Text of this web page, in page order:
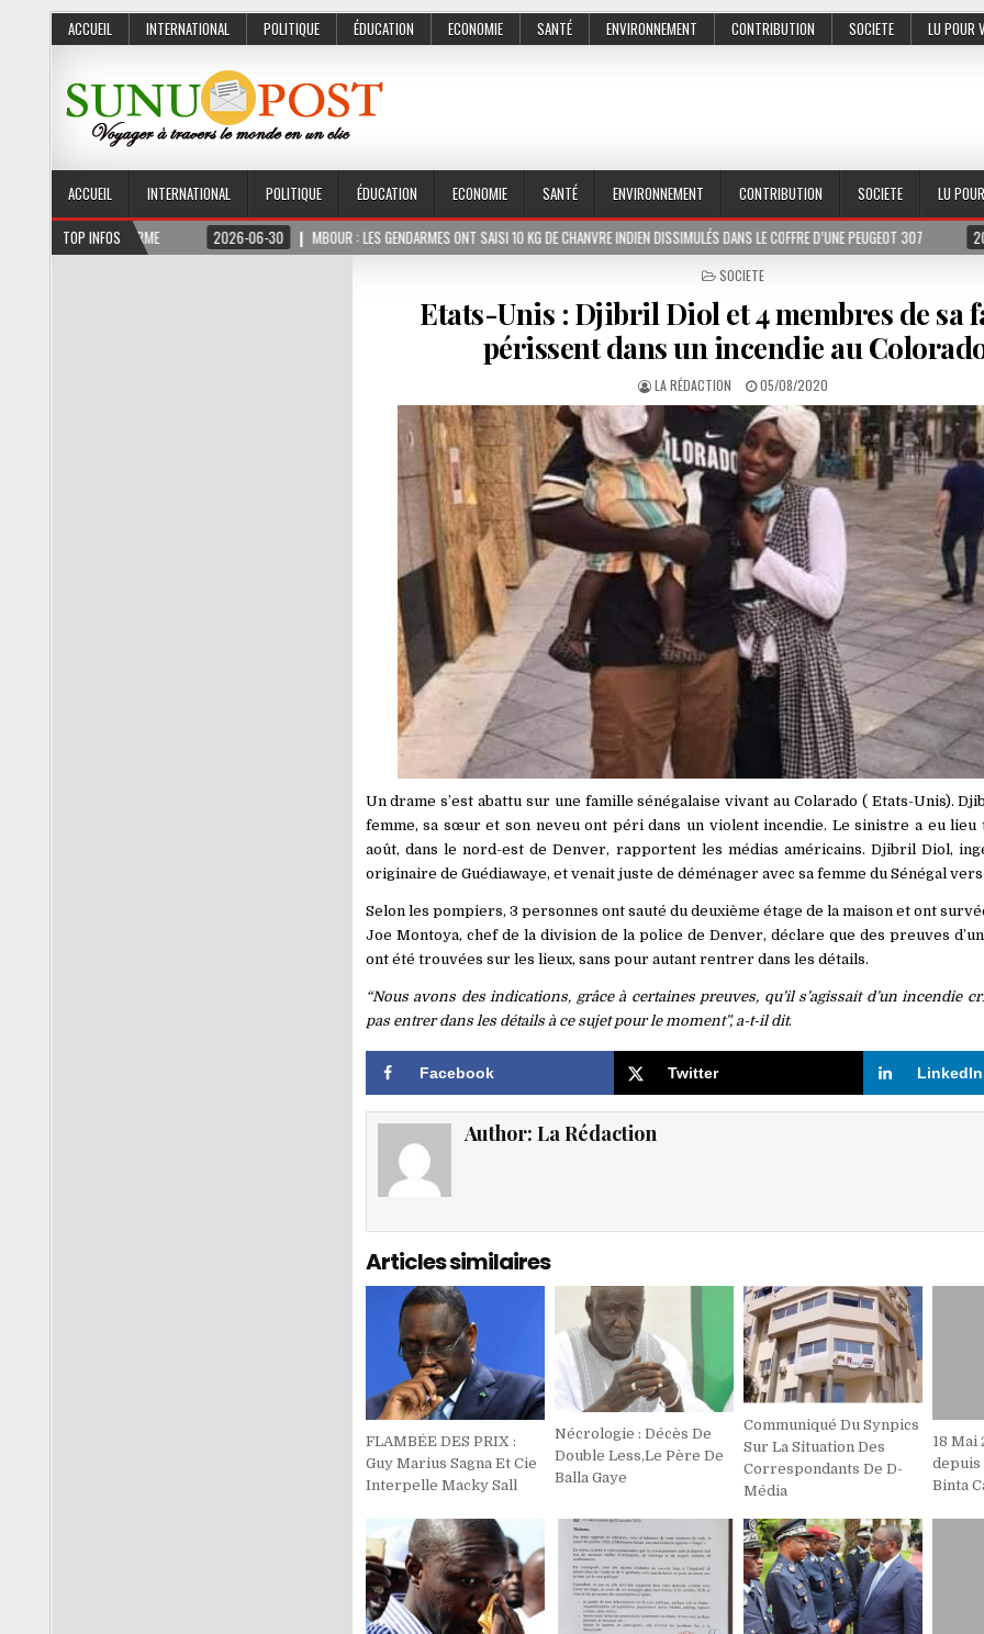
ACCUEIL INTERNATIONAL POLITIQUE ÉDUCATION ECONOMIE SANTÉ ENVIRONNEMENT CONTRIBUTION SOCIETE LU POUR
ACCUEIL INTERNATIONAL POLITIQUE ÉDUCATION ECONOMIE SANTÉ ENVIRONNEMENT CONTRIBUTION SOCIETE LU
TOP INFOS2026-06-30 MBOUR : LES GENDARMES ONT SAISI 10 KG DE CHANVRE INDIEN DISSIMULÉS DANS LE COFFRE D’UNE PEUGEOT 307 2026-07-01
POSTED
SOCIETE
Etats-Unis : Djibril Diol et 4 membres de sa
périssent dans un incendie au
LA RÉDACTION 05/08/2020
Un drame s’est abattu sur une famille sénégalaise vivant au Colarado ( Etats-Unis).
femme, sa sœur et son neveu ont péri dans un violent incendie. Le sinistre a eu lieu
août, dans le nord-est de Denver, rapportent les médias américains. Djibril Diol,
originaire de Guédiawaye, et venait juste de déménager avec sa femme du Sénégal vers
Selon les pompiers, 3 personnes ont sauté du deuxième étage de la maison et ont
Joe Montoya, chef de la division de la police de Denver, déclare que des preuves
ont été trouvées sur les lieux, sans pour autant rentrer dans les détails.
“Nous avons des indications, grâce à certaines preuves, qu’il s’agissait d’un incendie
pas entrer dans les détails à ce sujet pour le moment”, a-t-il dit.
Facebook Twitter LinkedIn
Author: La Rédaction
Articles similaires
FLAMBÉE DES PRIX :
Guy Marius Sagna Et Cie
Interpelle Macky Sall
Nécrologie : Décès De
Double Less,Le Père De
Balla Gaye
Communiqué Du Synpics
Sur La Situation Des
Correspondants De D-
Média
18 Mai
Binta